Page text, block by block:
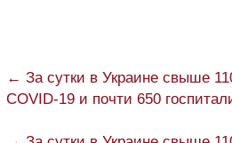
← За сутки в Украине свыше
COVID-19 и почти 650